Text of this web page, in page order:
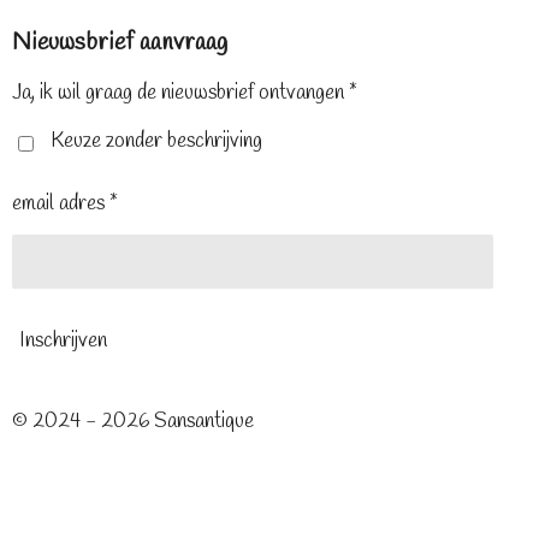
b
o
e
e
t
a
r
m
Nieuwsbrief aanvraag
Ja, ik wil graag de nieuwsbrief ontvangen *
Keuze zonder beschrijving
email adres *
Inschrijven
© 2024 - 2026 Sansantique